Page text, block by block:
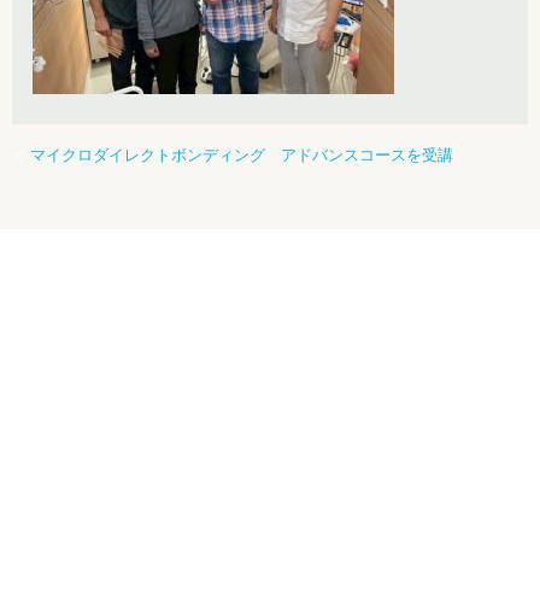
マイクロダイレクトボンディング アドバンスコースを受講